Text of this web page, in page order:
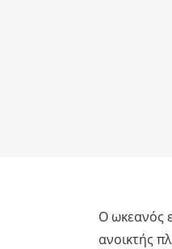
Ο ωκεανός
ανοικτής